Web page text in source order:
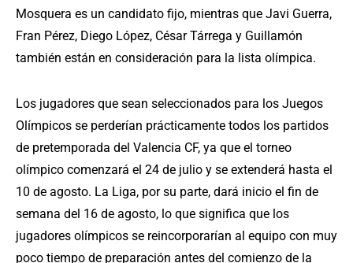
Mosquera es un candidato fijo, mientras que Javi Guerra,
Fran Pérez, Diego López, César Tárrega y Guillamón
también están en consideración para la lista olímpica.
Los jugadores que sean seleccionados para los Juegos
Olímpicos se perderían prácticamente todos los partidos
de pretemporada del Valencia CF, ya que el torneo
olímpico comenzará el 24 de julio y se extenderá hasta el
10 de agosto. La Liga, por su parte, dará inicio el fin de
semana del 16 de agosto, lo que significa que los
jugadores olímpicos se reincorporarían al equipo con muy
poco tiempo de preparación antes del comienzo de la